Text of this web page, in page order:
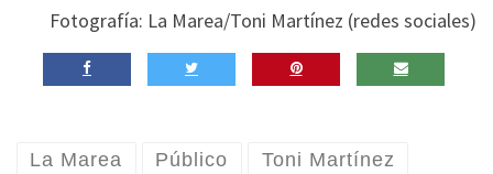
Fotografía: La Marea/Toni Martínez (redes sociales)
La Marea Público Toni Martínez